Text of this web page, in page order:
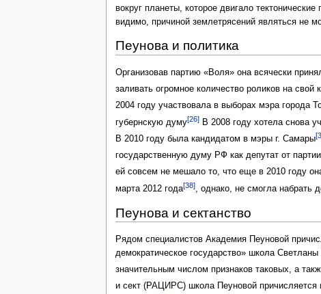
вокруг планеты, которое двигало
видимо, причиной землетрясений являться не
Пеунова и политика
Организовав партию «Воля» она всячески
заливать огромное количество роликов на
2004 году участвовала в выборах мэра города
губернскую думу[26]В 2008 году хотела снова
В 2010 году была кандидатом в мэры г. Самары
государственную думу РФ как депутат от
ей совсем не мешало то, что еще в 2010 году
марта 2012 года[38], однако, не смогла набрать
Пеунова и сектанство
Рядом специалистов Академия Пеуновой
демократическое государство» школа
значительным числом признаков таковых, а
и сект (РАЦИРС) школа Пеуновой причисляется